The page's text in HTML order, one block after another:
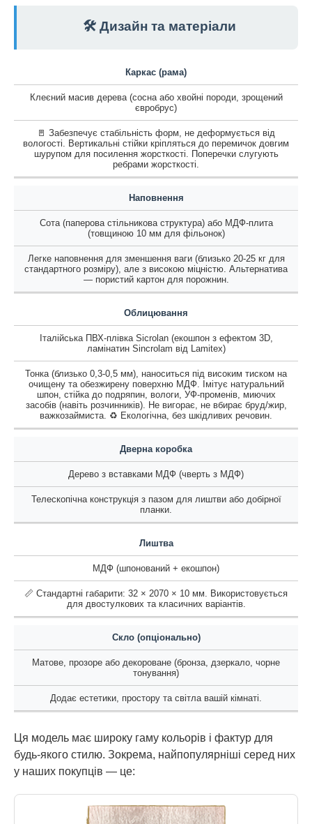
🛠️ Дизайн та матеріали
Каркас (рама)
Клеєний масив дерева (сосна або хвойні породи, зрощений
євробрус)
🚪 Забезпечує стабільність форм, не деформується від
вологості. Вертикальні стійки кріпляться до перемичок довгим
шурупом для посилення жорсткості. Поперечки слугують
ребрами жорсткості.
Наповнення
Сота (паперова стільникова структура) або МДФ-плита
(товщиною 10 мм для фільонок)
Легке наповнення для зменшення ваги (близько 20-25 кг для
стандартного розміру), але з високою міцністю. Альтернатива
— пористий картон для порожнин.
Облицювання
Італійська ПВХ-плівка Sicrolan (екошпон з ефектом 3D,
ламінатин Sincrolam від Lamitex)
Тонка (близько 0,3-0,5 мм), наноситься під високим тиском на
очищену та обезжирену поверхню МДФ. Імітує натуральний
шпон, стійка до подряпин, вологи, УФ-променів, миючих
засобів (навіть розчинників). Не вигорає, не вбирає бруд/жир,
важкозаймиста. ♻️ Екологічна, без шкідливих речовин.
Дверна коробка
Дерево з вставками МДФ (чверть з МДФ)
Телескопічна конструкція з пазом для лиштви або добірної
планки.
Лиштва
МДФ (шпонований + екошпон)
📏 Стандартні габарити: 32 × 2070 × 10 мм. Використовується
для двостулкових та класичних варіантів.
Скло (опціонально)
Матове, прозоре або декороване (бронза, дзеркало, чорне
тонування)
Додає естетики, простору та світла вашій кімнаті.
Ця модель має широку гаму кольорів і фактур для
будь-якого стилю. Зокрема, найпопулярніші серед них
у наших покупців — це: